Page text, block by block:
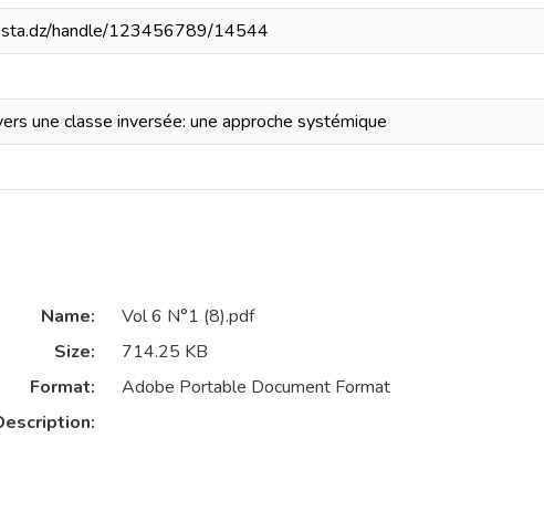
handle/123456789/14544
une classe inversée: une approche systémique
Name:
Vol 6 N°1 (8).pdf
Size:
714.25 KB
Format:
Adobe Portable Document Format